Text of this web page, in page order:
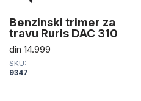
Benzinski trimer za
travu Ruris DAC 310
din 14.999
SKU:
9347